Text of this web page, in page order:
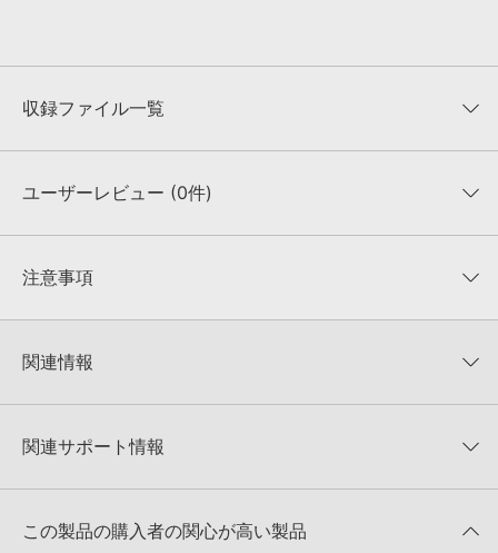
収録ファイル一覧
収録ファイル一覧
ユーザーレビュー (0件)
★★★★★
★5
★4
★1
0%
注意事項
KONTAKTフォーマットは、
でお使いいただけます。無償版のKONTAKT PLAYERではお使いい
4GBを超えるデータに関するご注意：
FAT32でフォーマットされた
きます際には、NTFSやHFS＋でフォーマットされたHDDをご用意
いただく必要がございます。
関連情報
トが最大60%OFF！サマーセール！
関連サポート情報
2025.09.16
この製品の購入者の関心が高い製品